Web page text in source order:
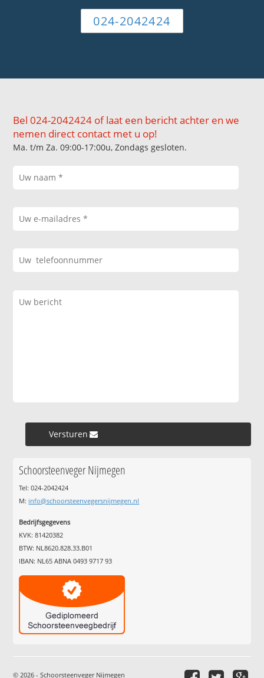
024-2042424
Bel 024-2042424 of laat een bericht achter en we
nemen direct contact met u op!
Ma. t/m Za. 09:00-17:00u, Zondags gesloten.
Versturen »
Schoorsteenveger Nijmegen
Tel: 024-2042424
M: info@schoorsteenvegersnijmegen.nl
Bedrijfsgegevens
KVK: 81420382
BTW: NL8620.828.33.B01
IBAN: NL65 ABNA 0493 9717 93
© 2026 - Schoorsteenveger Nijmegen